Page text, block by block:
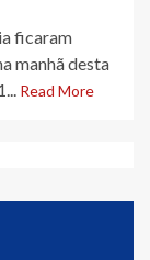
ficaram
manhã desta
Read More